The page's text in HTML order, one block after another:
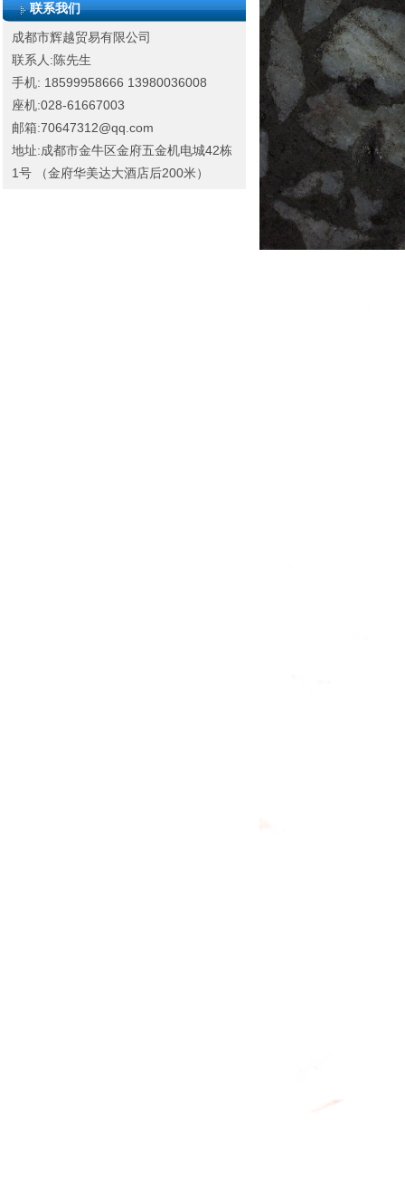
联系我们
成都市辉越贸易有限公司
联系人:陈先生
手机: 18599958666 13980036008
座机:028-61667003
邮箱:70647312@qq.com
地址:成都市金牛区金府五金机电城42栋
1号 （金府华美达大酒店后200米）